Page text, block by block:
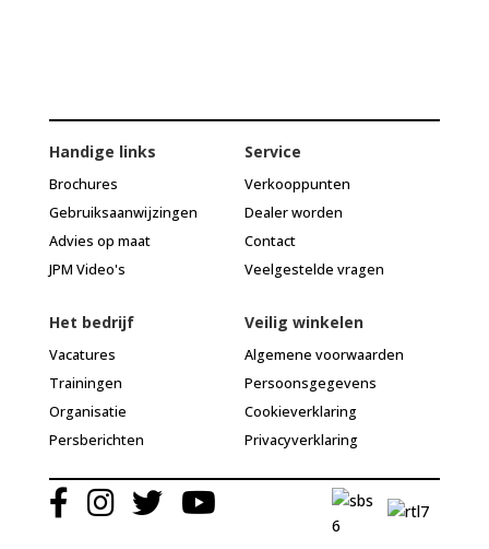
Handige links
Brochures
Gebruiksaanwijzingen
Advies op maat
JPM Video's
Service
Verkooppunten
Dealer worden
Contact
Veelgestelde vragen
Het bedrijf
Vacatures
Trainingen
Organisatie
Persberichten
Veilig winkelen
Algemene voorwaarden
Persoonsgegevens
Cookieverklaring
Privacyverklaring